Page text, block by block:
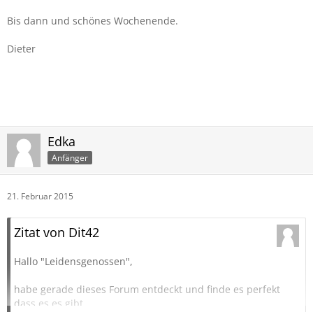
Bis dann und schönes Wochenende.
Dieter
Edka
Anfänger
21. Februar 2015
Zitat von Dit42
Hallo "Leidensgenossen",
habe gerade dieses Forum entdeckt und finde es perfekt
dass es es gibt.